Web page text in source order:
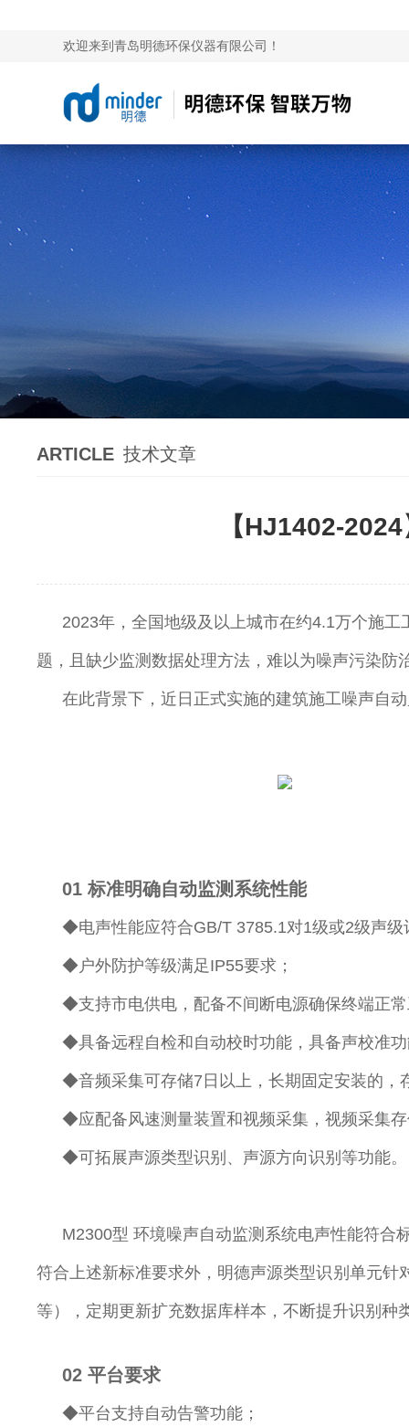
欢迎来到青岛明德环保仪器有限公司！
ARTICLE 技术文章
【HJ1402-
2023年，全国地级及以上城市在约4.1万个施
题，且缺少监测数据处理方法，难以为噪声污染防
在此背景下，近日正式实施的建筑施工噪声自
01 标准明确自动监测系统性能
◆电声性能应符合GB/T 3785.1对1级或2级声级
◆户外防护等级满足IP55要求；
◆支持市电供电，配备不间断电源确保终端正
◆具备远程自检和自动校时功能，具备声校准
◆音频采集可存储7日以上，长期固定安装的，
◆应配备风速测量装置和视频采集，视频采集
◆可拓展声源类型识别、声源方向识别等功能。
M2300型 环境噪声自动监测系统电声性能符合
符合上述新标准要求外，明德声源类型识别单元
等），定期更新扩充数据库样本，不断提升识别
02 平台要求
◆平台支持自动告警功能；